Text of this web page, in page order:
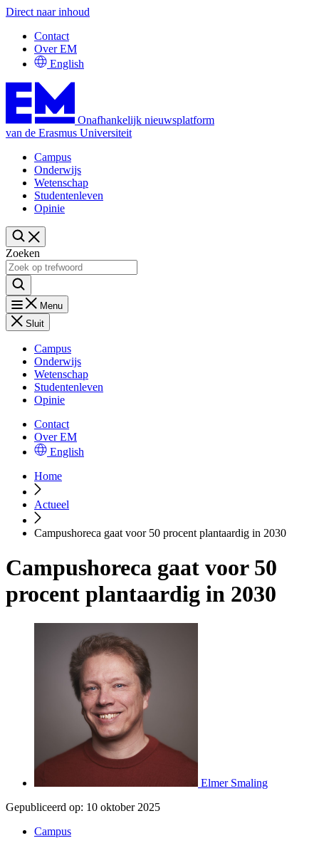
Direct naar inhoud
Contact
Over EM
English
Onafhankelijk nieuwsplatform
van de Erasmus Universiteit
Campus
Onderwijs
Wetenschap
Studentenleven
Opinie
Zoeken
Menu
Sluit
Campus
Onderwijs
Wetenschap
Studentenleven
Opinie
Contact
Over EM
English
Home
Actueel
Campushoreca gaat voor 50 procent plantaardig in 2030
Campushoreca gaat voor 50
procent plantaardig in 2030
Elmer Smaling
Gepubliceerd op: 10 oktober 2025
Campus